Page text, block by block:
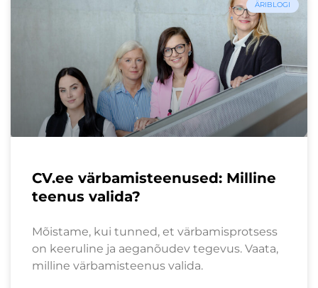
ÄRIBLOGI
CV.ee värbamisteenused: Milline
teenus valida?
Mõistame, kui tunned, et värbamisprotsess
on keeruline ja aeganõudev tegevus. Vaata,
milline värbamisteenus valida.